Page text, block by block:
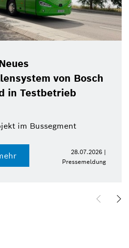
von Bosch
in Testbetrieb
im Bussegment
28.07.2026 |
Pressemeldung